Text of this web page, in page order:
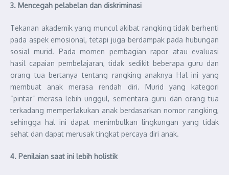
3. Mencegah pelabelan dan diskriminasi
Tekanan akademik yang muncul akibat rangking tidak berhenti
pada aspek emosional, tetapi juga berdampak pada hubungan
sosial murid. Pada momen pembagian rapor atau evaluasi
hasil capaian pembelajaran, tidak sedikit beberapa guru dan
orang tua bertanya tentang rangking anaknya Hal ini yang
membuat anak merasa rendah diri. Murid yang kategori
“pintar” merasa lebih unggul, sementara guru dan orang tua
terkadang memperlakukan anak berdasarkan nomor rangking,
sehingga hal ini dapat menimbulkan lingkungan yang tidak
sehat dan dapat merusak tingkat percaya diri anak.
4. Penilaian saat ini lebih holistik